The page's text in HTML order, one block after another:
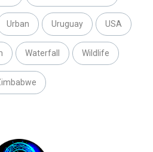
Urban Uruguay USA
Waterfall Wildlife